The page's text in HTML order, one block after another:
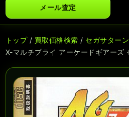
メール査定
トップ/ 買取価格検索 / セガサター
X-マルチプライ アーケードギアーズ